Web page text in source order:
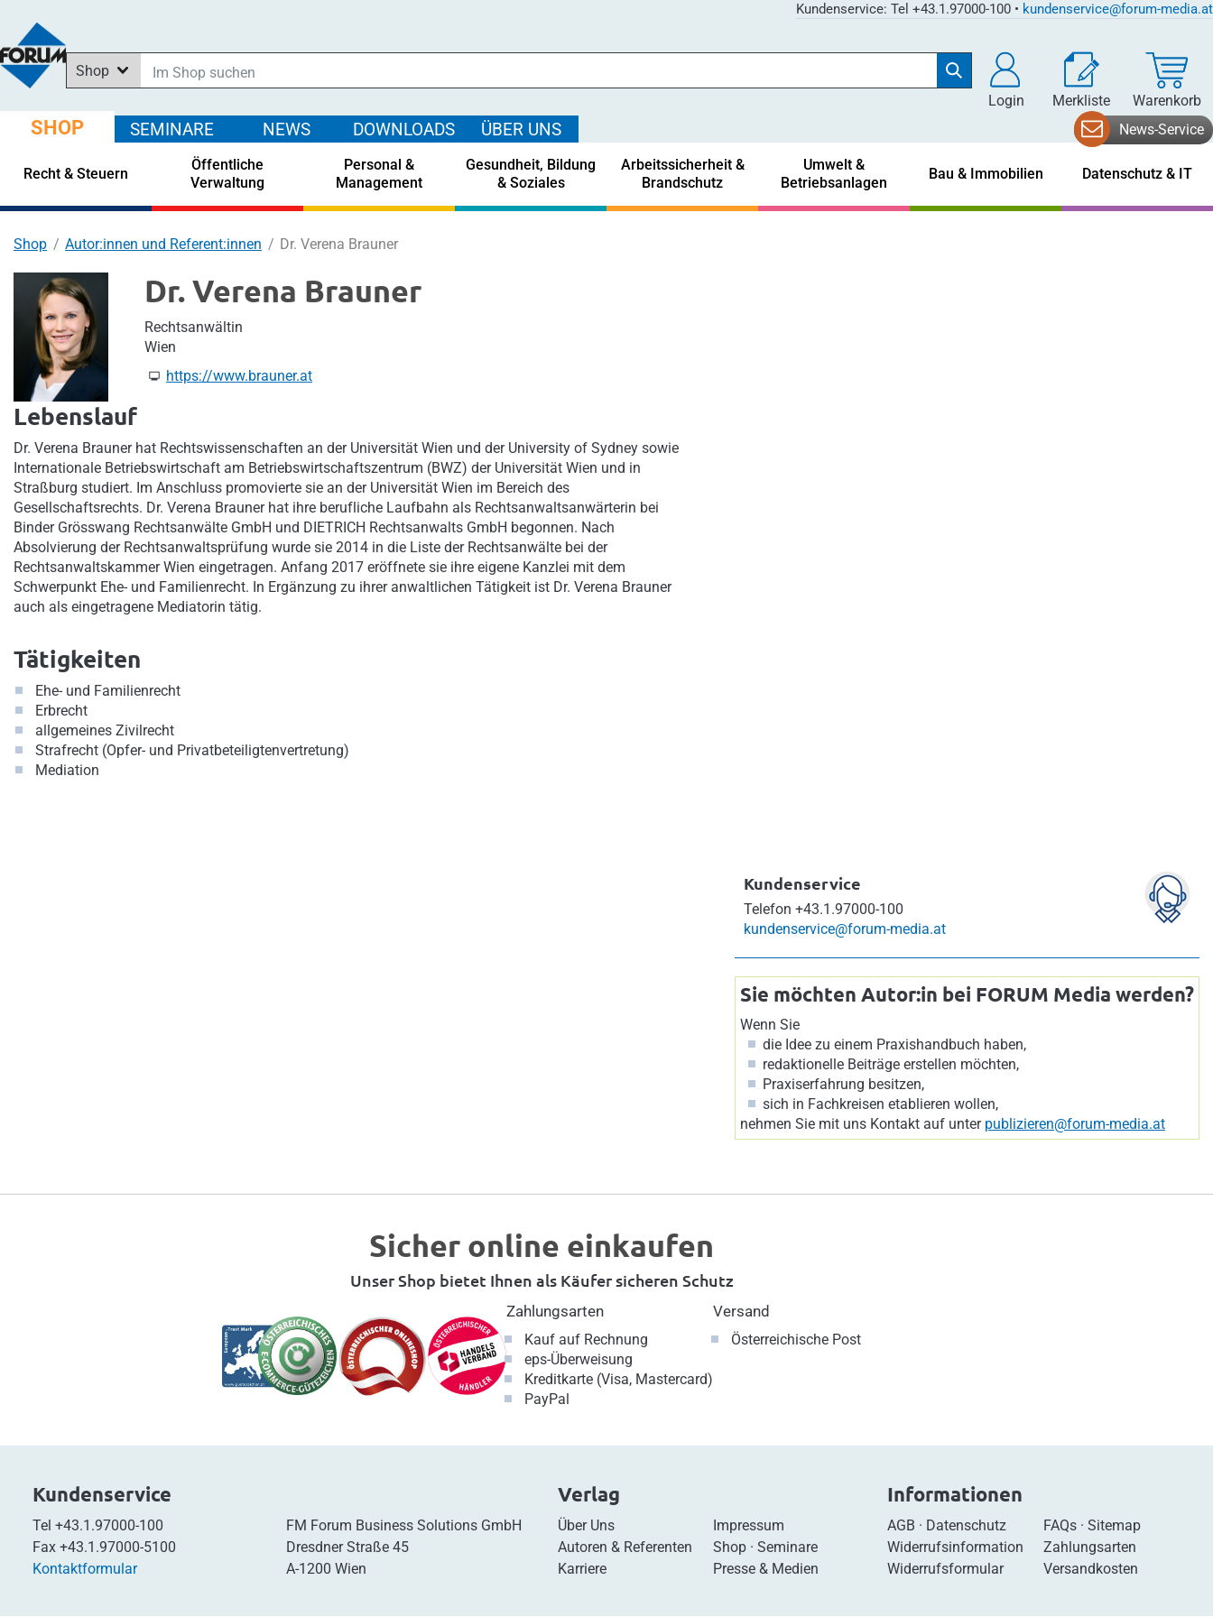
Kundenservice: Tel +43.1.97000-100 • kundenservice@forum-media.at
Shop
In News suchen
In Downloads suchen
In Seminaren suchen
Login Merkliste Warenkorb
SHOP SEMINARE NEWS DOWNLOADS ÜBER UNS News-Service
Recht & Steuern
Öffentliche
Verwaltung
Personal &
Management
Gesundheit, Bildung
& Soziales
Arbeitssicherheit &
Brandschutz
Umwelt &
Betriebsanlagen
Bau & Immobilien Datenschutz & IT
Shop Autor:innen und Referent:innen Dr. Verena Brauner
Dr. Verena Brauner
Rechtsanwältin
Wien
https://www.brauner.at
Lebenslauf
Dr. Verena Brauner hat Rechtswissenschaften an der Universität Wien und der University of Sydney sowie
Internationale Betriebswirtschaft am Betriebswirtschaftszentrum (BWZ) der Universität Wien und in
Straßburg studiert. Im Anschluss promovierte sie an der Universität Wien im Bereich des
Gesellschaftsrechts. Dr. Verena Brauner hat ihre berufliche Laufbahn als Rechtsanwaltsanwärterin bei
Binder Grösswang Rechtsanwälte GmbH und DIETRICH Rechtsanwalts GmbH begonnen. Nach
Absolvierung der Rechtsanwaltsprüfung wurde sie 2014 in die Liste der Rechtsanwälte bei der
Rechtsanwaltskammer Wien eingetragen. Anfang 2017 eröffnete sie ihre eigene Kanzlei mit dem
Schwerpunkt Ehe- und Familienrecht. In Ergänzung zu ihrer anwaltlichen Tätigkeit ist Dr. Verena Brauner
auch als eingetragene Mediatorin tätig.
Tätigkeiten
Ehe- und Familienrecht
Erbrecht
allgemeines Zivilrecht
Strafrecht (Opfer- und Privatbeteiligtenvertretung)
Mediation
Kundenservice
Telefon +43.1.97000-100
kundenservice@forum-media.at
Sie möchten Autor:in bei FORUM Media werden?
Wenn Sie
die Idee zu einem Praxishandbuch haben,
redaktionelle Beiträge erstellen möchten,
Praxiserfahrung besitzen,
sich in Fachkreisen etablieren wollen,
nehmen Sie mit uns Kontakt auf unter publizieren@forum-media.at
Sicher online einkaufen
Unser Shop bietet Ihnen als Käufer sicheren Schutz
Zahlungsarten
Kauf auf Rechnung
eps-Überweisung
Kreditkarte (Visa, Mastercard)
PayPal
Versand
Österreichische Post
Kundenservice
Tel +43.1.97000-100
Fax +43.1.97000-5100
Kontaktformular
FM Forum Business Solutions GmbH
Dresdner Straße 45
A-1200 Wien
Verlag
Über Uns
Autoren & Referenten
Karriere
Impressum
Shop ·Seminare
Presse & Medien
Informationen
AGB · Datenschutz
Widerrufsinformation
Widerrufsformular
FAQs· Sitemap
Zahlungsarten
Versandkosten